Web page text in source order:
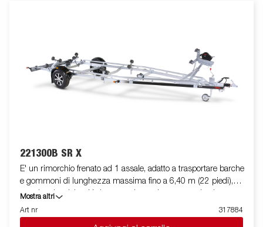
luci posteriore è facilmente amovibile, in modo da facilitare il
varo e l'alaggio dell'imbarcazione trasportata. Le immagini sono
solo a scopo illustrativo e possono mostrare accessori opzionali.
221300B SR X
E' un rimorchio frenato ad 1 assale, adatto a trasportare barche
e gommoni di lunghezza massima fino a 6,40 m (22 piedi),
con doppio telaio a V che garantisce robustezza ed ottima
stabilità durante il traino. La sua dotazione standard prevede
due slitte posteriori ribaltabili e rulli laterali ad alta resistenza di
Mostra altri
Art nr
317884